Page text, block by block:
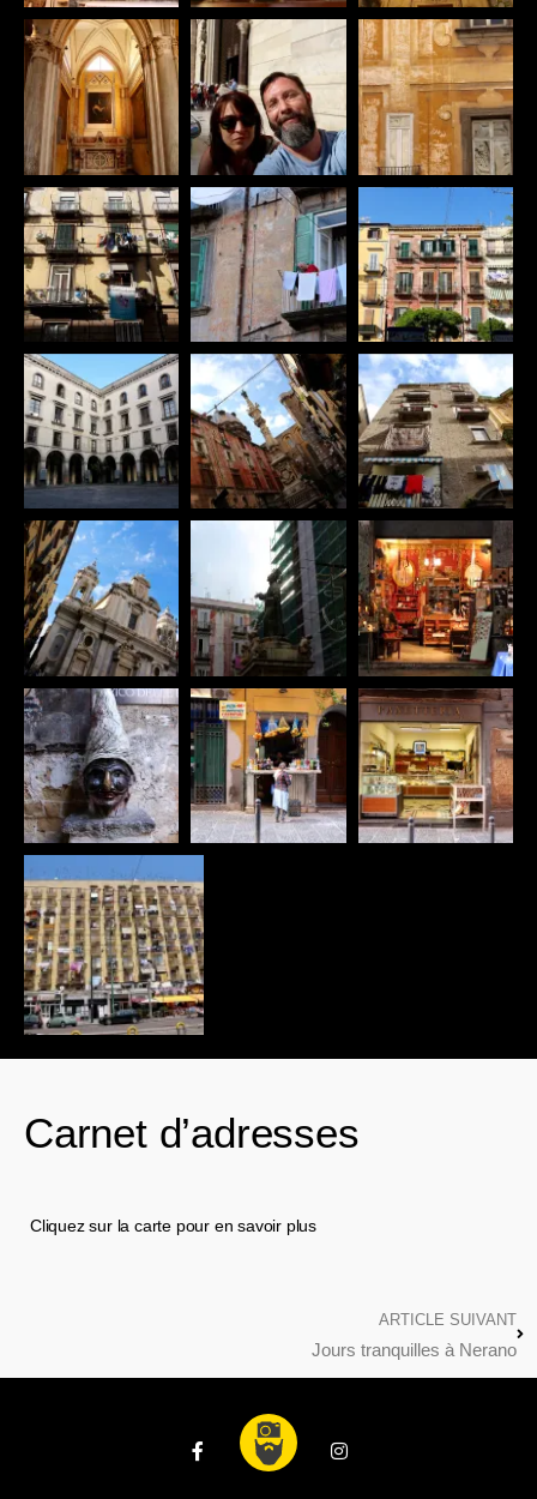
Carnet d’adresses
Cliquez sur la carte pour en savoir plus
ARTICLE SUIVANT
Jours tranquilles à Nerano